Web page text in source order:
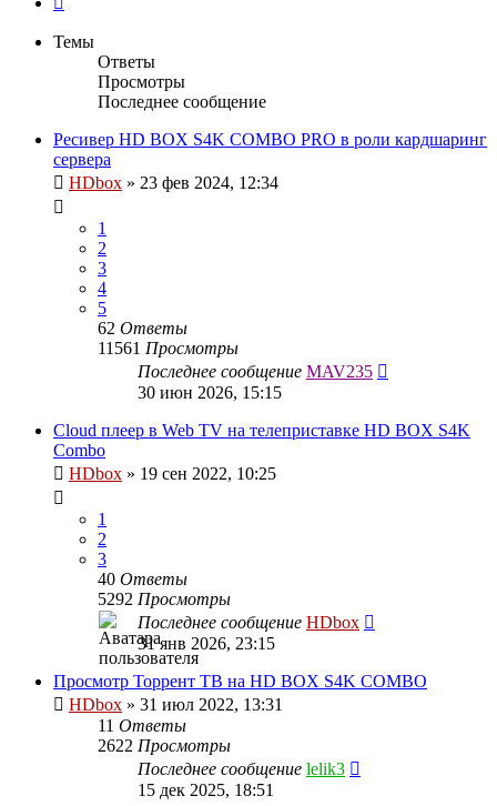
Темы
Ответы
Просмотры
Последнее сообщение
Ресивер HD BOX S4K COMBO PRO в роли кардшаринг
сервера
HDbox » 23 фев 2024, 12:34
1
2
3
4
5
62 Ответы
11561 Просмотры
Последнее сообщение MAV235
30 июн 2026, 15:15
Cloud плеер в Web TV на телеприставке HD BOX S4K
Combo
HDbox » 19 сен 2022, 10:25
1
2
3
40 Ответы
5292 Просмотры
Последнее сообщение HDbox
31 янв 2026, 23:15
Просмотр Торрент ТВ на HD BOX S4K COMBO
HDbox » 31 июл 2022, 13:31
11 Ответы
2622 Просмотры
Последнее сообщение lelik3
15 дек 2025, 18:51